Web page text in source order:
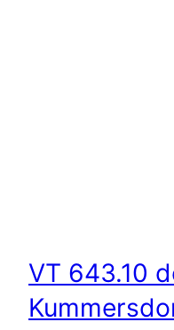
VT 643.10